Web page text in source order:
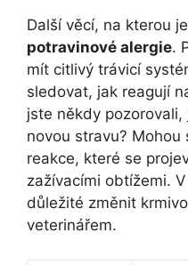
Další věcí, na kterou
potravinové alergie.
mít citlivý trávicí
sledovat, jak reagují
jste někdy
novou stravu? Mohou
reakce, které se
zažívacími obtížemi.
důležité změnit
veterinářem.